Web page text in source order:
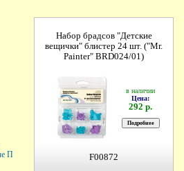
Набор брадсов "Детские
вещички" блистер 24 шт. ("Mr.
Painter" BRD024/01)
в наличии
Цена:
292 р.
F00872